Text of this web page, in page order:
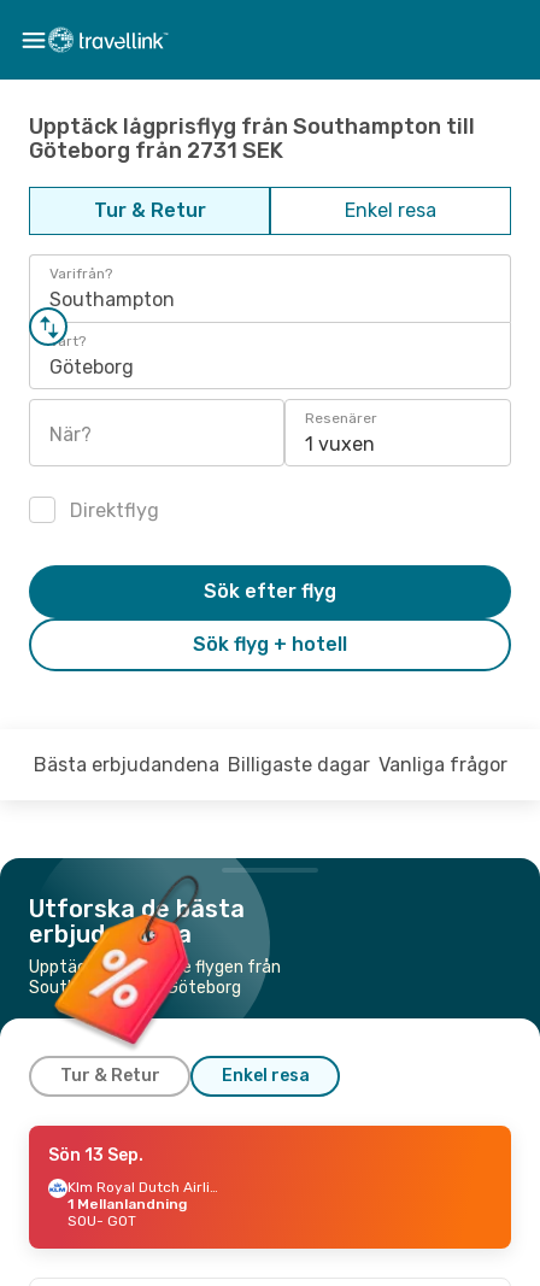
Upptäck lågprisflyg från Southampton till
Göteborg från 2731 SEK
Tur & Retur Enkel resa
Varifrån?
Southampton
Vart?
Göteborg
När?
Resenärer
1 vuxen
Direktflyg
Sök flyg + hotell
Sök efter flyg
Bästa erbjudandena Billigaste dagar Vanliga frågor
Utforska de bästa
erbjudandena
Upptäck de billigaste flygen från
Southampton till Göteborg
Tur & Retur Enkel resa
Sön 30 Aug.
Klm Royal Dutch Airlines
1 Mellanlandning
SOU- GOT
1 Mellanlandning
Sön 13 Sep.
Klm Royal Dutch Airlines
1 Mellanlandning
SOU- GOT